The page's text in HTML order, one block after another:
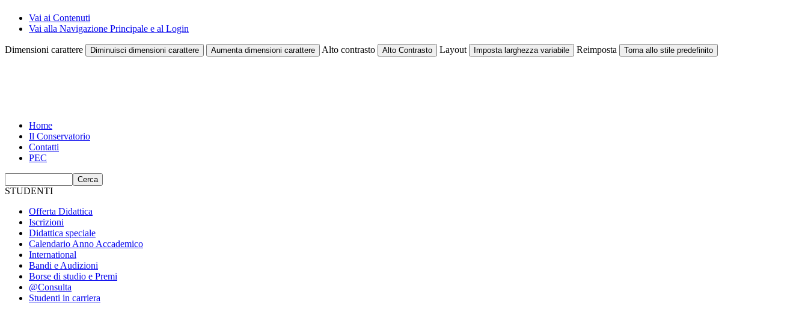
Vai ai Contenuti
Vai alla Navigazione Principale e al Login
Dimensioni carattere Diminuisci dimensioni carattere Aumenta dimensioni carattere Alto contrasto Alto Contrasto Layout Imposta larghezza variabile Reimposta Torna allo stile predefinito
Home
Il Conservatorio
Contatti
PEC
STUDENTI
Offerta Didattica
Iscrizioni
Didattica speciale
Calendario Anno Accademico
International
Bandi e Audizioni
Borse di studio e Premi
@Consulta
Studenti in carriera